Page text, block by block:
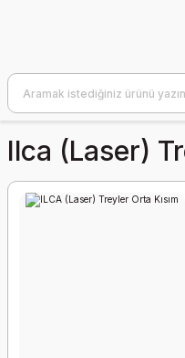
Ilca (laser)